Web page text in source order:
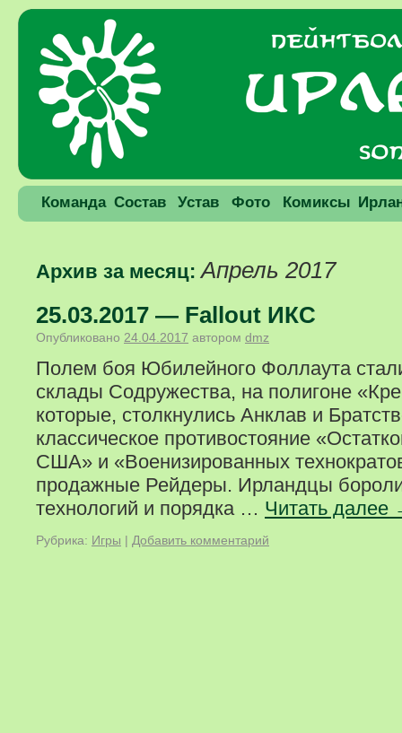
Команда Состав Устав Фото Комиксы
Архив за месяц:Апрель 2017
25.03.2017 — Fallout ИКС
Опубликовано 24.04.2017 автором dmz
Полем боя Юбилейного Фоллаута
склады Содружества, на полигоне
которые, столкнулись Анклав и
классическое противостояние
США» и «Военизированных
продажные Рейдеры. Ирландцы
технологий и порядка … Читать далее
Рубрика: Игры | Добавить комментарий